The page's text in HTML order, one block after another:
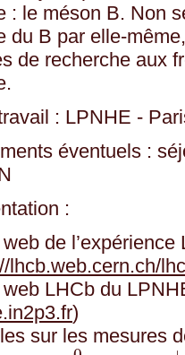
: le méson B. Non
du B par elle-
de recherche aux
: LPNHE -
éventuels :
:
de l’expérience
lhcb.web.cern.ch/
web LHCb du
)
sur les mesures